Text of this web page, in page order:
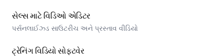
સેલ્સ માટે વિડિઓ એડિટર
પર્સનલાઈઝ્ડ સાઉટરીચ અને પ્રસ્તાવ વીડિયો
ટ્રેનિંગ વિડિયો સોફ્ટવેર